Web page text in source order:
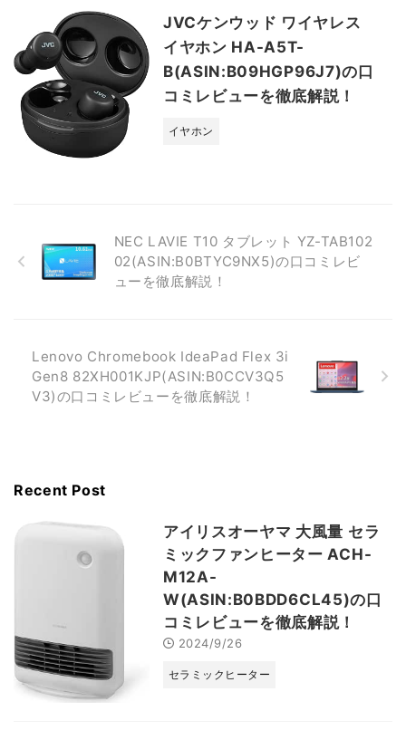
JVCケンウッド ワイヤレス
イヤホン HA-A5T-
B(ASIN:B09HGP96J7)の口
コミレビューを徹底解説！
イヤホン
NEC LAVIE T10 タブレット YZ-TAB102
02(ASIN:B0BTYC9NX5)の口コミレビ
ューを徹底解説！
Lenovo Chromebook IdeaPad Flex 3i
Gen8 82XH001KJP(ASIN:B0CCV3Q5
V3)の口コミレビューを徹底解説！
Recent Post
アイリスオーヤマ 大風量 セラ
ミックファンヒーター ACH-
M12A-
W(ASIN:B0BDD6CL45)の口
コミレビューを徹底解説！
2024/9/26
セラミックヒーター